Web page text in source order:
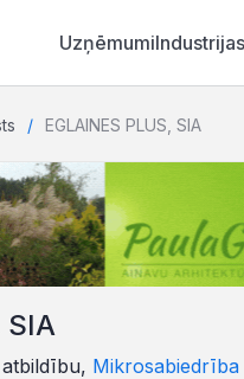
UzņēmumiIndustrijas
EGLAINES PLUS, SIA
SIA
Mikrosabiedrība